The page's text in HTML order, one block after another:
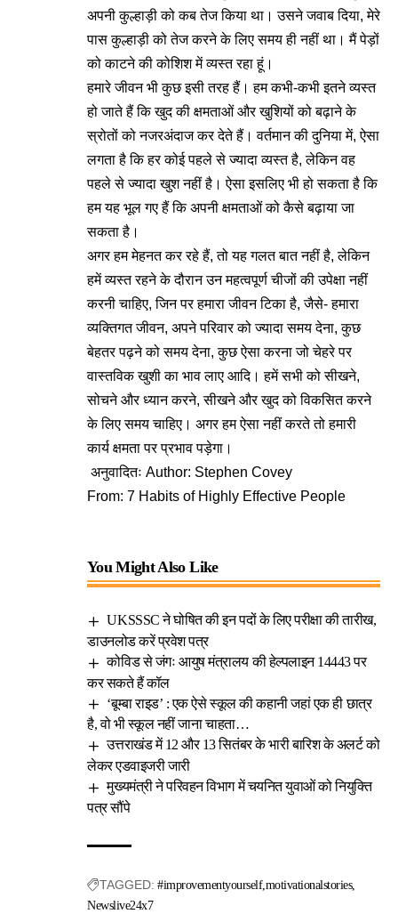
अपनी कुल्हाड़ी को कब तेज किया था। उसने जवाब दिया, मेरे
पास कुल्हाड़ी को तेज करने के लिए समय ही नहीं था। मैं पेड़ों
को काटने की कोशिश में व्यस्त रहा हूं।
हमारे जीवन भी कुछ इसी तरह हैं। हम कभी-कभी इतने व्यस्त
हो जाते हैं कि खुद की क्षमताओं और खुशियों को बढ़ाने के
स्रोतों को नजरअंदाज कर देते हैं। वर्तमान की दुनिया में, ऐसा
लगता है कि हर कोई पहले से ज्यादा व्यस्त है, लेकिन वह
पहले से ज्यादा खुश नहीं है। ऐसा इसलिए भी हो सकता है कि
हम यह भूल गए हैं कि अपनी क्षमताओं को कैसे बढ़ाया जा
सकता है।
अगर हम मेहनत कर रहे हैं, तो यह गलत बात नहीं है, लेकिन
हमें व्यस्त रहने के दौरान उन महत्वपूर्ण चीजों की उपेक्षा नहीं
करनी चाहिए, जिन पर हमारा जीवन टिका है, जैसे- हमारा
व्यक्तिगत जीवन, अपने परिवार को ज्यादा समय देना, कुछ
बेहतर पढ़ने को समय देना, कुछ ऐसा करना जो चेहरे पर
वास्तविक खुशी का भाव लाए आदि। हमें सभी को सीखने,
सोचने और ध्यान करने, सीखने और खुद को विकसित करने
के लिए समय चाहिए। अगर हम ऐसा नहीं करते तो हमारी
कार्य क्षमता पर प्रभाव पड़ेगा।
अनुवादितः Author: Stephen Covey
From: 7 Habits of Highly Effective People
You Might Also Like
UKSSSC ने घोषित की इन पदों के लिए परीक्षा की तारीख,
डाउनलोड करें प्रवेश पत्र
कोविड से जंगः आयुष मंत्रालय की हेल्पलाइन 14443 पर
कर सकते हैं कॉल
‘बूम्बा राइड’ : एक ऐसे स्कूल की कहानी जहां एक ही छात्र
है, वो भी स्कूल नहीं जाना चाहता…
उत्तराखंड में 12 और 13 सितंबर के भारी बारिश के अलर्ट को
लेकर एडवाइजरी जारी
मुख्यमंत्री ने परिवहन विभाग में चयनित युवाओं को नियुक्ति
पत्र सौंपे
TAGGED: #improvementyourself motivationalstories
Newslive24x7